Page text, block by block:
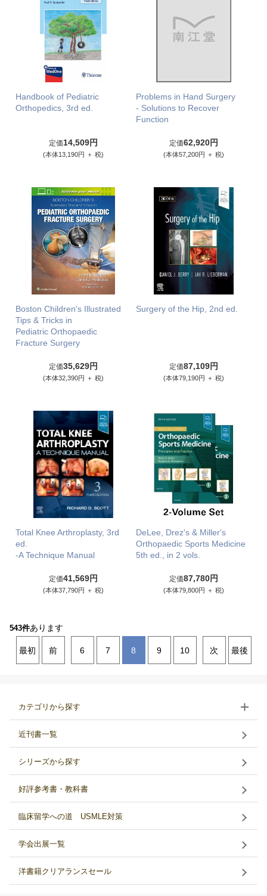
Handbook of Pediatric
Orthopedics, 3rd ed.
定価14,509円
(本体13,190円 ＋ 税)
Problems in Hand Surgery
- Solutions to Recover
Function
定価62,920円
(本体57,200円 ＋ 税)
Boston Children's Illustrated
Tips & Tricks in
Pediatric Orthopaedic
Fracture Surgery
定価35,629円
(本体32,390円 ＋ 税)
Surgery of the Hip, 2nd ed.
定価87,109円
(本体79,190円 ＋ 税)
Total Knee Arthroplasty, 3rd
ed.
-A Technique Manual
定価41,569円
(本体37,790円 ＋ 税)
DeLee, Drez's & Miller's
Orthopaedic Sports Medicine
5th ed., in 2 vols.
定価87,780円
(本体79,800円 ＋ 税)
543件あります
最初 前 6 7 8 9 10 次 最後
カテゴリから探す
近刊書一覧
シリーズから探す
好評参考書・教科書
臨床留学への道 USMLE対策
学会出展一覧
洋書籍クリアランスセール